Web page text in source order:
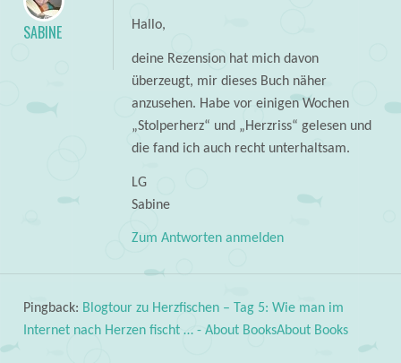
SABINE Hallo,
deine Rezension hat mich davon
überzeugt, mir dieses Buch näher
anzusehen. Habe vor einigen Wochen
„Stolperherz“ und „Herzriss“ gelesen und
die fand ich auch recht unterhaltsam.
LG
Sabine
Zum Antworten anmelden
Pingback: Blogtour zu Herzfischen – Tag 5: Wie man im
Internet nach Herzen fischt … - About BooksAbout Books